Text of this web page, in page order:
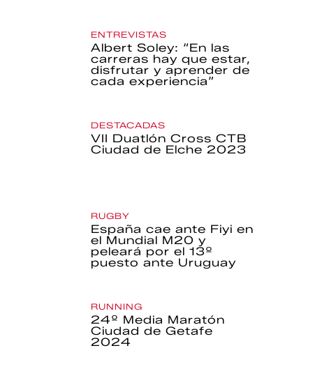
ENTREVISTAS
Albert Soley: “En las
carreras hay que estar,
disfrutar y aprender de
cada experiencia”
DESTACADAS
VII Duatlón Cross CTB
Ciudad de Elche 2023
RUGBY
España cae ante Fiyi en
el Mundial M20 y
peleará por el 13º
puesto ante Uruguay
RUNNING
24º Media Maratón
Ciudad de Getafe
2024